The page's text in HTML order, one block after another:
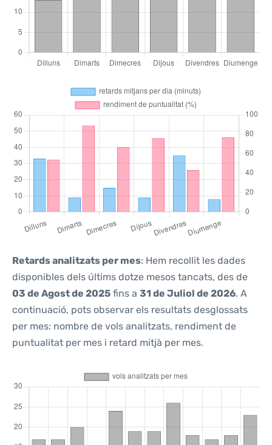
Retards analitzats per mes: Hem recollit les dades
disponibles dels últims dotze mesos tancats, des de
03 de Agost de 2025 fins a 31 de Juliol de 2026. A
continuació, pots observar els resultats desglossats
per mes: nombre de vols analitzats, rendiment de
puntualitat per mes i retard mitjà per mes.